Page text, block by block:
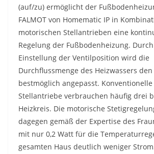
(auf/zu) ermöglicht der
FALMOT von Homematic IP in
motorischen Stellantrieben eine
Regelung der Fußbodenheizung.
Einstellung der Ventilposition wird die
Durchflussmenge des Heizwassers
bestmöglich angepasst.
Stellantriebe verbrauchen häufig drei
Heizkreis. Die motorische
dagegen gemäß der Expertise des
mit nur 0,2 Watt für die
gesamten Haus deutlich weniger